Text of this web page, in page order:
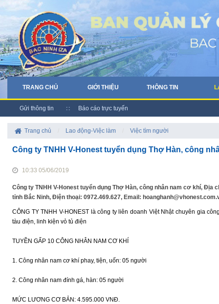
TRANG CHỦ GIỚI THIỆU THÔNG TIN
Gửi thông tin Báo cáo trực tuyến
Trang chủ Lao động-Việc làm Việc tìm người
Công ty TNHH V-Honest tuyển dụng Thợ Hàn, công
10:33 05/06/2019
Công ty TNHH V-Honest tuyển dụng Thợ Hàn, công nhân nam cơ khí, Địa
tỉnh Bắc Ninh, Điện thoại: 0972.469.627, Email:
CÔNG TY TNHH V-HONEST là công ty liên doanh Việt Nhật chuyên gia
tàu điện, linh kiện vỏ tủ điện
TUYỀN GẤP 10 CÔNG NHÂN NAM CƠ KHÍ
1. Công nhân nam cơ khí phay, tiện, uốn: 05 người
2. Công nhân nam đính gá, hàn: 05 người
MỨC LƯƠNG CƠ BẢN: 4.595.000 VNĐ.